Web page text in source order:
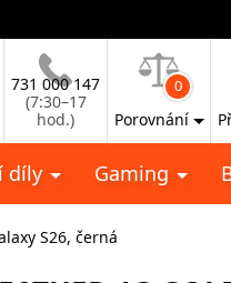
731 000 147
(7:30–17
hod.)
0
Porovnání
díly Gaming
S26, černá